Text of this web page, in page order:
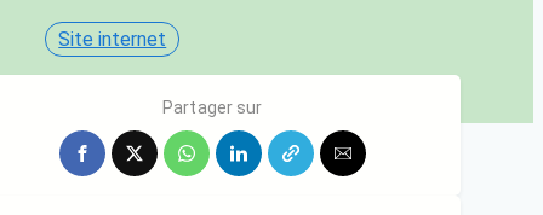
Site internet
Partager sur